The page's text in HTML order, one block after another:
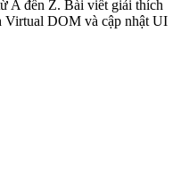
A đến Z. Bài viết giải thích
Virtual DOM và cập nhật UI